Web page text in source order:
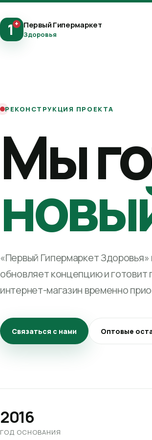
1+ Первый Гипермаркет
Здоровья
РЕКОНСТРУКЦИЯ ПРОЕКТА
Мы
«Первый Гипермаркет
обновляет концепцию и
интернет-магазин временно
Связаться с нами Оптовые
2016
ГОД ОСНОВАНИЯ